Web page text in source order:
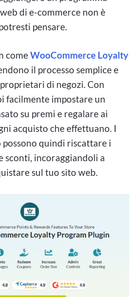
di e-commerce non è
pensare.
comeWooCommerce Loyalty
il processo semplice e
di negozi. Con
facilmente impostare un
su premi e regalare ai
acquisto che effettuano. I
quindi riscattare i
sconti, incoraggiandoli a
sul tuo sito web.